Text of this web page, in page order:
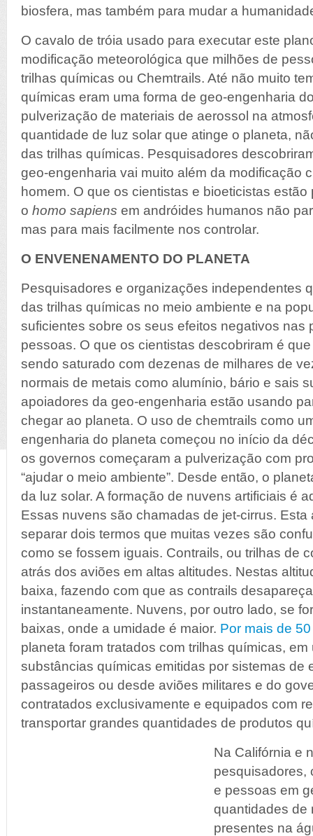
biosfera, mas também para mudar a
O cavalo de tróia usado para executar este
modificação meteorológica que milhões de
trilhas químicas ou Chemtrails. Até não muito
químicas eram uma forma de geo-engenharia
pulverização de materiais de aerossol na
quantidade de luz solar que atinge o planeta,
das trilhas químicas. Pesquisadores
geo-engenharia vai muito além da modificação
homem. O que os cientistas e bioeticistas
o homo sapiens em andróides humanos não
mas para mais facilmente nos controlar.
O ENVENENAMENTO DO PLANETA
Pesquisadores e organizações independentes
das trilhas químicas no meio ambiente e na
suficientes sobre os seus efeitos negativos nas
pessoas. O que os cientistas descobriram é
sendo saturado com dezenas de milhares de
normais de metais como alumínio, bário e sais
apoiadores da geo-engenharia estão usando
chegar ao planeta. O uso de chemtrails como
engenharia do planeta começou no início da
os governos começaram a pulverização com
“ajudar o meio ambiente”. Desde então, o
da luz solar. A formação de nuvens artificiais é
Essas nuvens são chamadas de jet-cirrus.
separar dois termos que muitas vezes são
como se fossem iguais. Contrails, ou trilhas de
atrás dos aviões em altas altitudes. Nestas
baixa, fazendo com que as contrails
instantaneamente. Nuvens, por outro lado, se
baixas, onde a umidade é maior. Por mais de
planeta foram tratados com trilhas químicas,
substâncias químicas emitidas por sistemas de
passageiros ou desde aviões militares e do
contratados exclusivamente e equipados com
transportar grandes quantidades de produtos
Na Califórnia e
pesquisadores,
e pessoas em
quantidades de
presentes na